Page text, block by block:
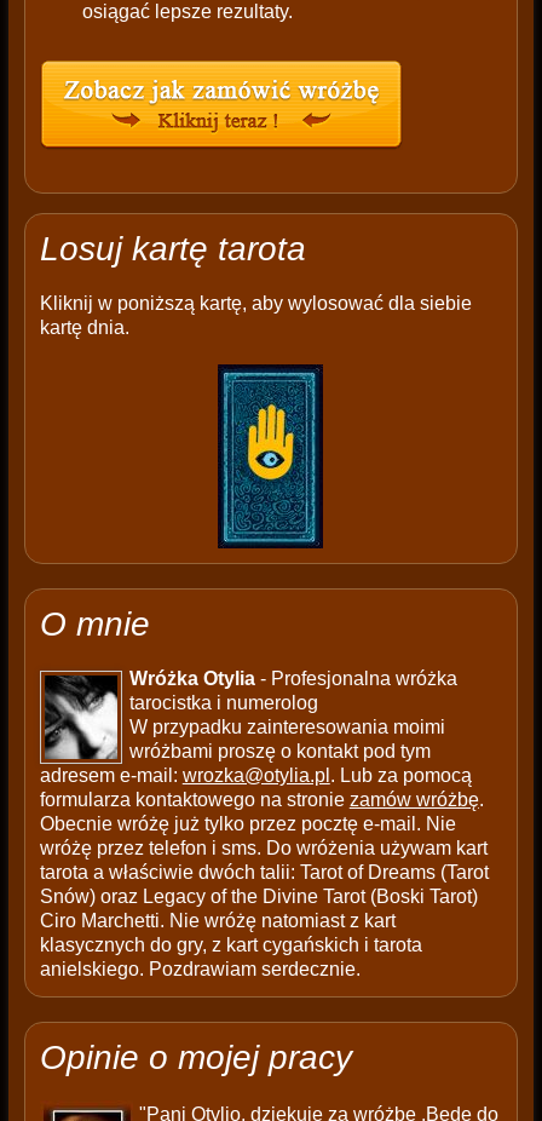
osiągać lepsze rezultaty.
Losuj kartę tarota
Kliknij w poniższą kartę, aby wylosować dla siebie
kartę dnia.
O mnie
Wróżka Otylia- Profesjonalna wróżka
tarocistka i numerolog
W przypadku zainteresowania moimi
wróżbami proszę o kontakt pod tym
adresem e-mail: wrozka@otylia.pl . Lub za pomocą
formularza kontaktowego na stronie zamów wróżbę.
Obecnie wróżę już tylko przez pocztę e-mail. Nie
wróżę przez telefon i sms. Do wróżenia używam kart
tarota a właściwie dwóch talii: Tarot of Dreams (Tarot
Snów) oraz Legacy of the Divine Tarot (Boski Tarot)
Ciro Marchetti. Nie wróżę natomiast z kart
klasycznych do gry, z kart cygańskich i tarota
anielskiego. Pozdrawiam serdecznie.
Opinie o mojej pracy
"Pani Otylio, dziękuję za wróżbę .Będę do